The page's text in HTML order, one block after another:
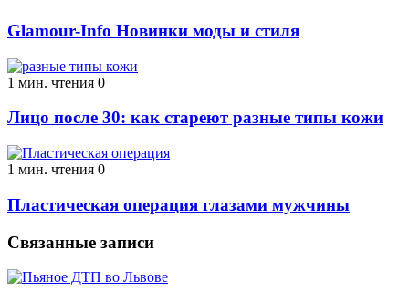
Glamour-Info Новинки моды и стиля
1 мин. чтения 0
Лицо после 30: как стареют разные типы кожи
1 мин. чтения 0
Пластическая операция глазами мужчины
Связанные записи